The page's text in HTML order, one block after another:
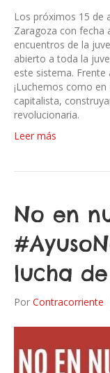
Los próximos 15 de
Zaragoza con fecha
encuentros de la
abierto a toda la
este sistema. Frente
¡Luchemos como
capitalista,
revolucionaria.
Leer más
No en
lucha
Por Contracorriente